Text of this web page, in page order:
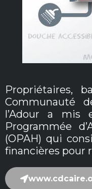
Propriétaires,
Communauté
l’Adour a mis
Programmée
(OPAH) qui
financières pour